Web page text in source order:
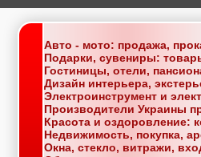
Авто - мото: продажа,
Подарки, сувениры:
Гостиницы, отели,
Дизайн интерьера,
Электроинструмент и
Производители Украины
Красота и оздоровление:
Недвижимость, покупка,
Окна, стекло, витражи,